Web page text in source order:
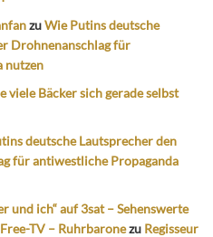
zuWie Putins deutsche
Drohnenanschlag für
nutzen
viele Bäcker sich gerade selbst
deutsche Lautsprecher den
für antiwestliche Propaganda
und ich“ auf 3sat – Sehenswerte
TV – Ruhrbaronezu Regisseur